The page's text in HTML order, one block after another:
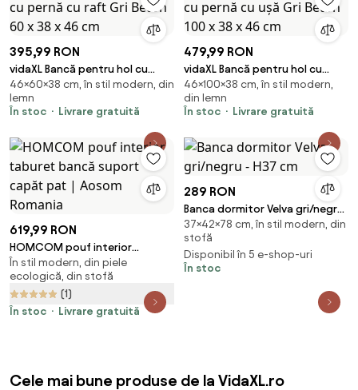
395,99 RON
vidaXL Bancă pentru hol cu
pernă cu raft Gri Beton 60 x 38
x 46 cm
46×60×38 cm, în stil modern, din
lemn
În stoc
Livrare gratuită
479,99 RON
vidaXL Bancă pentru hol cu
pernă cu ușă Gri Beton 100 x 38
x 46 cm
46×100×38 cm, în stil modern,
din lemn
În stoc
Livrare gratuită
619,99 RON
HOMCOM pouf interior
taburet bancă suport capăt
pat | Aosom Romania
În stil modern, din piele
ecologică, din stofă
(1)
În stoc
Livrare gratuită
289 RON
Banca dormitor Velva gri/negru
- H37 cm
37×42×78 cm, în stil modern, din
stofă
Disponibil în 5 e-shop-uri
În stoc
Cele mai bune produse de la VidaXL.ro